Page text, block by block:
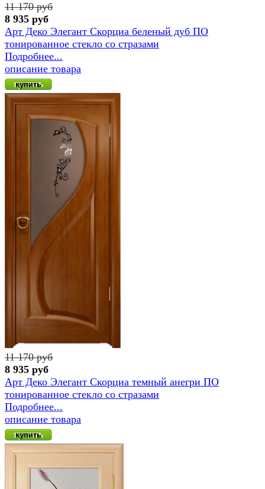
11 170 руб
8 935 руб
Арт Деко Элегант Скорциа беленый дуб ПО
тонированное стекло сo стразами
Подробнее...
описание товара
11 170 руб
8 935 руб
Арт Деко Элегант Скорциа темный анегри ПО
тонированное стекло сo стразами
Подробнее...
описание товара